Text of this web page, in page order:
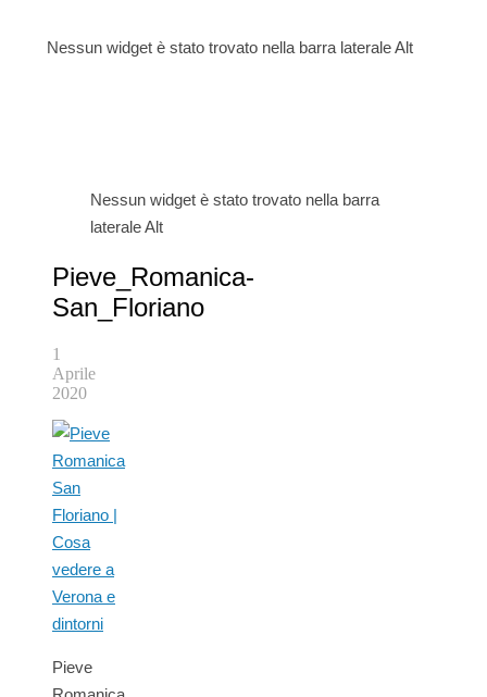
Nessun widget è stato trovato nella barra laterale Alt
Nessun widget è stato trovato nella barra
laterale Alt
Pieve_Romanica-
San_Floriano
1
Aprile
2020
Pieve